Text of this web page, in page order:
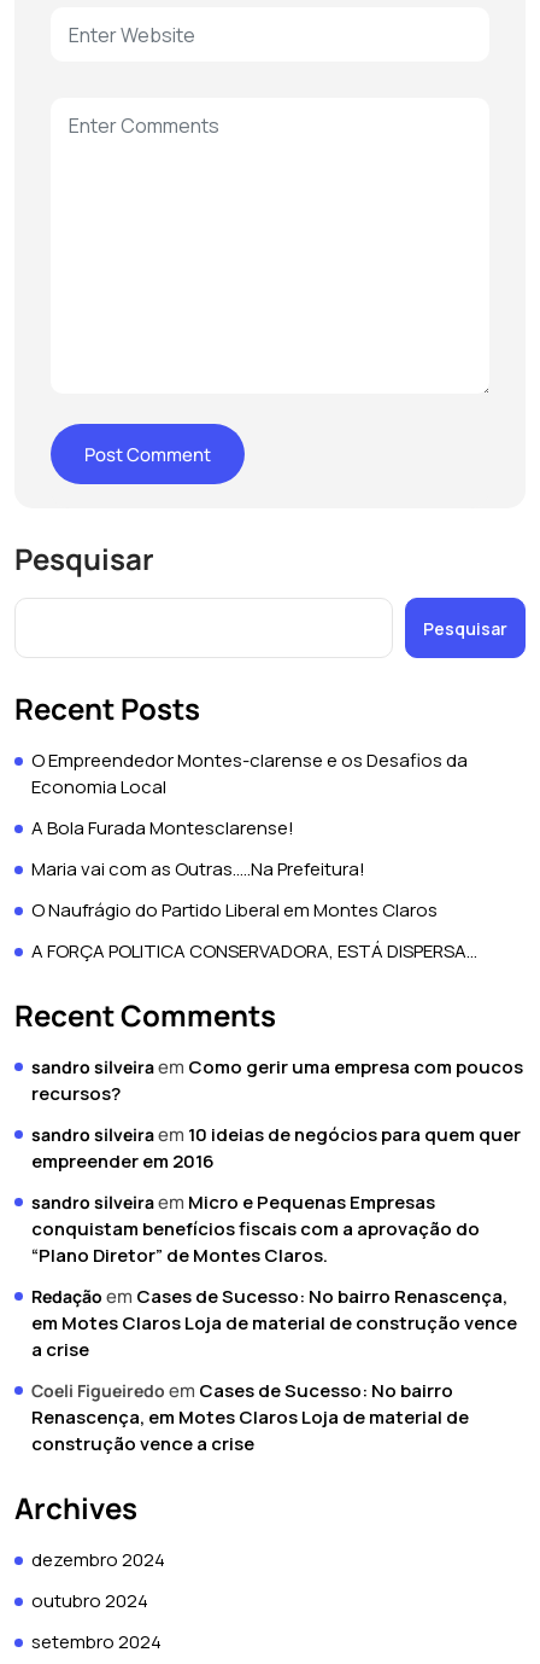
Pesquisar
Pesquisar
Recent Posts
O Empreendedor Montes-clarense e os Desafios da
Economia Local
A Bola Furada Montesclarense!
Maria vai com as Outras…..Na Prefeitura!
O Naufrágio do Partido Liberal em Montes Claros
A FORÇA POLITICA CONSERVADORA, ESTÁ DISPERSA…
Recent Comments
sandro silveiraem Como gerir uma empresa com poucos
recursos?
sandro silveiraem 10 ideias de negócios para quem quer
empreender em 2016
sandro silveiraem Micro e Pequenas Empresas
conquistam benefícios fiscais com a aprovação do
“Plano Diretor” de Montes Claros.
Redação em Cases de Sucesso: No bairro Renascença,
em Motes Claros Loja de material de construção vence
a crise
Coeli Figueiredo em Cases de Sucesso: No bairro
Renascença, em Motes Claros Loja de material de
construção vence a crise
Archives
dezembro 2024
outubro 2024
setembro 2024